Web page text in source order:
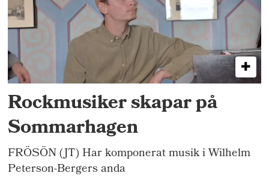
Rockmusiker skapar på
Sommarhagen
FRÖSÖN (JT) Har komponerat musik i Wilhelm
Peterson-Bergers anda